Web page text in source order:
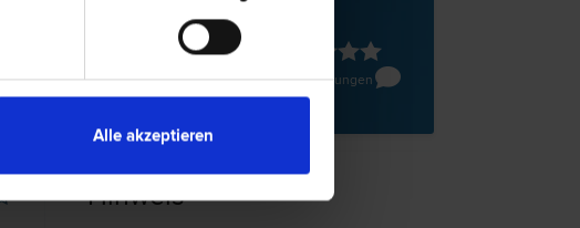
Alle akzeptieren
Seilerstätte 22/6 119 Bewertungen
Hinweis